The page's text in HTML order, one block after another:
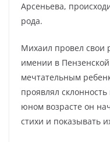
Арсеньева,
рода.
Михаил провел свои
имении в
мечтательным
проявлял
юном возрасте он
стихи и показывать